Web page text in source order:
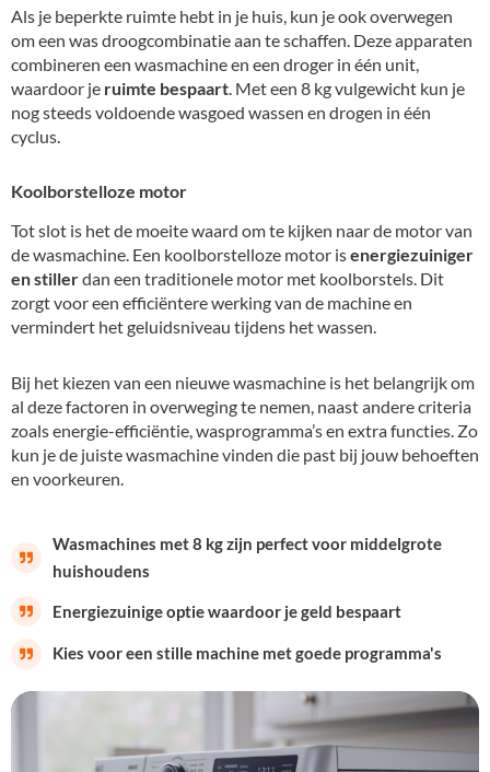
Als je beperkte ruimte hebt in je huis, kun je ook overwegen
om een was droogcombinatie aan te schaffen. Deze apparaten
combineren een wasmachine en een droger in één unit,
waardoor je ruimte bespaart. Met een 8 kg vulgewicht kun je
nog steeds voldoende wasgoed wassen en drogen in één
cyclus.
Koolborstelloze motor
Tot slot is het de moeite waard om te kijken naar de motor van
de wasmachine. Een koolborstelloze motor isenergiezuiniger
en stillerdan een traditionele motor met koolborstels. Dit
zorgt voor een efficiëntere werking van de machine en
vermindert het geluidsniveau tijdens het wassen.
Bij het kiezen van een nieuwe wasmachine is het belangrijk om
al deze factoren in overweging te nemen, naast andere criteria
zoals energie-efficiëntie, wasprogramma’s en extra functies. Zo
kun je de juiste wasmachine vinden die past bij jouw behoeften
en voorkeuren.
Wasmachines met 8 kg zijn perfect voor middelgrote
huishoudens
Energiezuinige optie waardoor je geld bespaart
Kies voor een stille machine met goede programma's